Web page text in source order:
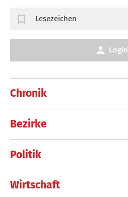
Chronik
Bezirke
Politik
Wirtschaft
Lesezeichen
Login